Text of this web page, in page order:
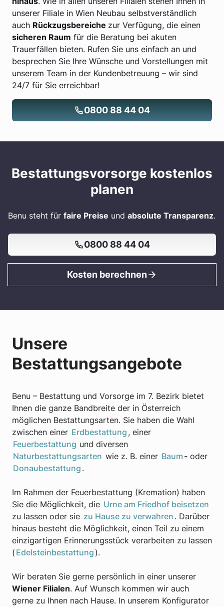
unserer Filiale in Wien Neubau selbstverständlich
auch Rückzugsbereiche zur Verfügung, die einen
sicheren Raum für die Beratung bei akuten
Trauerfällen bieten. Rufen Sie uns einfach an und
besprechen Sie Ihre Wünsche und Vorstellungen mit
unserem Team in der Kundenbetreuung – wir sind
24/7 für Sie erreichbar!
0800 88 44 04
Bestattungsvorsorge kostenlos
planen
Benu steht für faire Preise und absolute Transparenz.
0800 88 44 04
Kosten berechnen
Unsere
Bestattungsangebote
Benu – Bestattung und Vorsorge im 7. Bezirk bietet
Ihnen die ganze Bandbreite der in Österreich
möglichen Bestattungsarten. Sie haben die Wahl
zwischen einer Erdbestattung , einer
Feuerbestattung und diversen
Naturbestattungsarten wie z. B. einer Baum - oder
Donaubestattung .
Im Rahmen der Feuerbestattung (Kremation) haben
Sie die Möglichkeit, die Urne am Friedhof beisetzen
zu lassen oder sie zu Hause zu verwahren . Darüber
hinaus besteht die Möglichkeit, einen Teil zu einem
einzigartigen Erinnerungsstück verarbeiten zu lassen
( Edelsteinbestattung ).
Wir beraten Sie gerne persönlich in einer unserer
Wiener Filialen. Auf Wunsch kommen wir auch
gerne zu Ihnen nach Hause. In unserem Konfigurator